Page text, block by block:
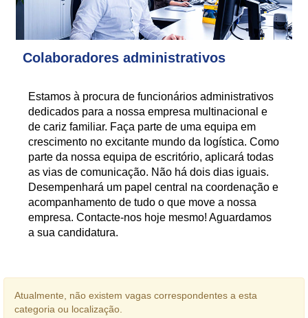
Colaboradores administrativos
Estamos à procura de funcionários administrativos
dedicados para a nossa empresa multinacional e
de cariz familiar. Faça parte de uma equipa em
crescimento no excitante mundo da logística. Como
parte da nossa equipa de escritório, aplicará todas
as vias de comunicação. Não há dois dias iguais.
Desempenhará um papel central na coordenação e
acompanhamento de tudo o que move a nossa
empresa. Contacte-nos hoje mesmo! Aguardamos
a sua candidatura.
Atualmente, não existem vagas correspondentes a esta
categoria ou localização.